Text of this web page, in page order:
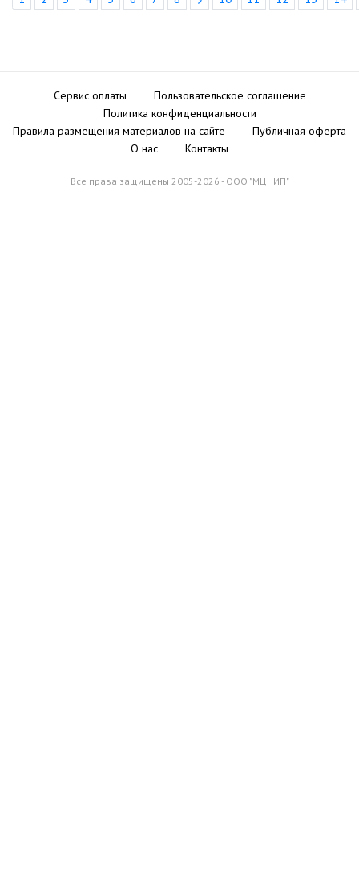
Сервис оплаты
Пользовательское соглашение
Политика конфиденциальности
Правила размещения материалов на сайте
Публичная оферта
О нас
Контакты
Все права защищены 2005-2026 - ООО "МЦНИП"